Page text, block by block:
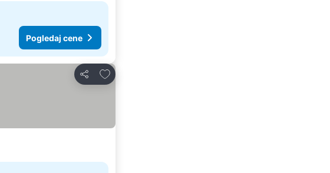
Pogledaj cene
Deli
Dodati u favorite